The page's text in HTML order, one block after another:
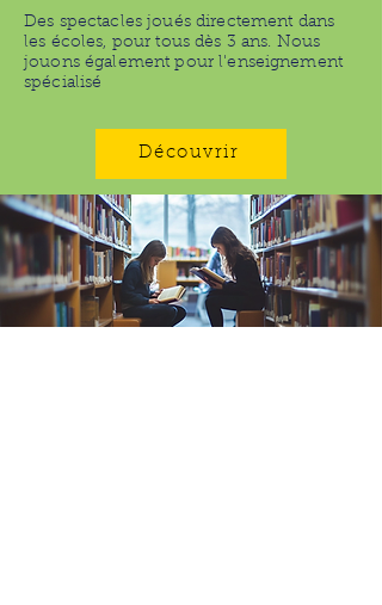
Des spectacles joués directement dans
les écoles, pour tous dès 3 ans. Nous
jouons également pour l'enseignement
spécialisé
Découvrir